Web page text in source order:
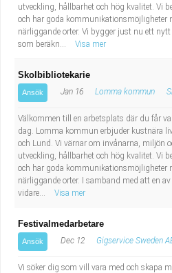
Undersköterska, vård- o
Administrativ assistent
Lärare i gymnasiet
utveckling, hållbarhet och hög kvalitet. Vi
och har goda kommunikationsmöjligheter
närliggande orter. Vi bygger just nu ett
som beräkn...
Visa mer
Skolbibliotekarie
Ansök Jan 16 Lomma kommun
Välkommen till en arbetsplats där du får
dag. Lomma kommun erbjuder kustnära
och Lund. Vi värnar om invånarna, miljön
utveckling, hållbarhet och hög kvalitet. Vi
och har goda kommunikationsmöjligheter
närliggande orter. I samband med att en
vidare...
Visa mer
Festivalmedarbetare
Ansök Dec 12 Gigservice Sweden
Vi söker dig som vill vara med och skapa